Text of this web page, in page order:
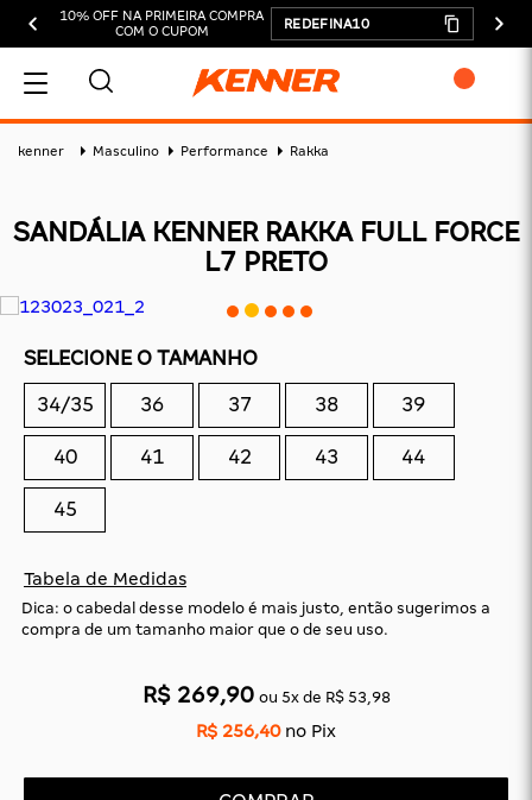
10% OFF NA PRIMEIRA COMPRA
COM O CUPOM
REDEFINA10
PLATAFORMA SLIDES
MEU CARRINHO
TOTAL:
CONTINUAR COMPRANDO
kenner Masculino Performance Rakka
SANDÁLIA KENNER RAKKA FULL FORCE
L7 PRETO
SELECIONE O TAMANHO
34/35 36 37 38 39
40 41 42 43 44
45
Tabela de Medidas
Dica: o cabedal desse modelo é mais justo, então sugerimos a
compra de um tamanho maior que o de seu uso.
R$ 269,90 ou 5xde R$ 53,98
R$ 256,40no Pix